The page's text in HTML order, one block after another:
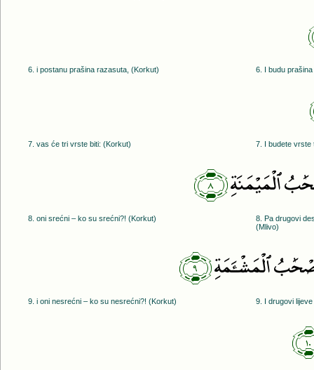
6. i postanu prašina razasuta, (Korkut) 6. I budu
7. vas će tri vrste biti: (Korkut) 7. I budete vrste
ٱلْمَيْمَنَةِ﴿٨﴾
8. oni srećni – ko su srećni?! (Korkut)
8. Pa drugovi
(Mlivo)
ٱلْمَشْـَٔمَةِ﴿٩﴾
9. i oni nesrećni – ko su nesrećni?! (Korkut) 9. I drugovi